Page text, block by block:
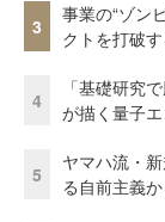
3
事業の“ゾン
クトを打破
4
「基礎研究
が描く量子
5
ヤマハ流・
る自前主義